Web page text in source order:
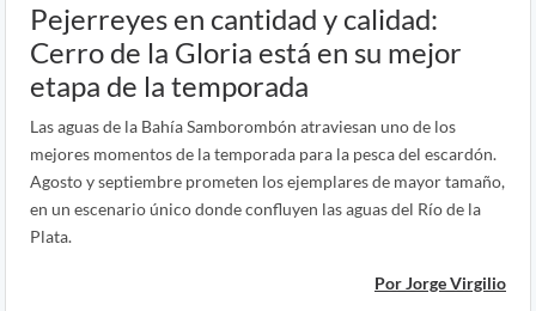
Pejerreyes en cantidad y calidad:
Cerro de la Gloria está en su mejor
etapa de la temporada
Las aguas de la Bahía Samborombón atraviesan uno de los
mejores momentos de la temporada para la pesca del escardón.
Agosto y septiembre prometen los ejemplares de mayor tamaño,
en un escenario único donde confluyen las aguas del Río de la
Plata.
Por Jorge Virgilio